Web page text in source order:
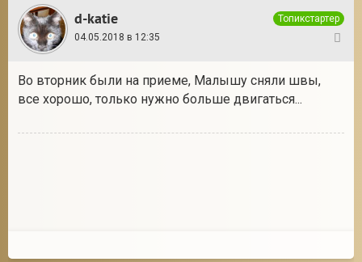
d-katie
Топикстартер
04.05.2018 в 12:35
Во вторник были на приеме, Малышу сняли швы,
все хорошо, только нужно больше двигаться...